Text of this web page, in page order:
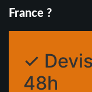
France ?
✓
48h